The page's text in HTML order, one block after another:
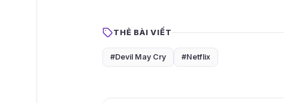
THẺ BÀI VIẾT
#Devil May Cry #Netflix